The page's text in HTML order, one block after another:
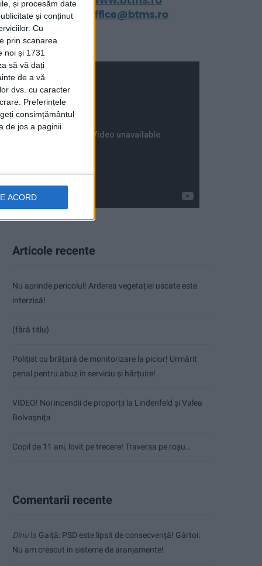
și procesăm date
și conținut
Cu
prin scanarea
noi și 1731
să vă dați
de a vă
dvs. cu caracter
Preferințele
consimțământul
de jos a paginii
ACORD
Articole recente
Nu aprinde pericolul! Arderea vegetației uscate este
interzisă!
(fără titlu)
Polițist cu brățară de monitorizare la picior! Urmărit
penal pentru abuz în serviciu și hărțuire!
VIDEO! Noi incendii de proporții la Lindenfeld și Valea
Bolvașnița
Copil de 11 ani, lovit pe trecere! Traversa pe roșu…
Comentarii recente
Dinu la Gaiţă: PSD este lipsit de consecvență! Gârtoi:
Nu am crescut în sisteme de aranjamente!